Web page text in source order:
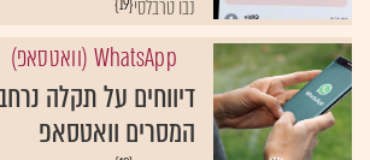
דיווחים על תקלה
המסרים וואטסאפ
{19}נבו טרבלסי